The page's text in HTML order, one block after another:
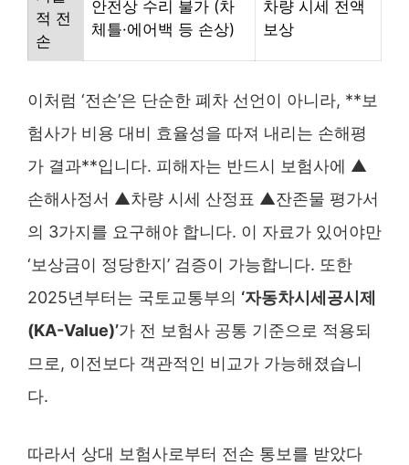
적 전
손
안전상 수리 불가 (차
체틀·에어백 등 손상)
차량 시세 전액
보상
이처럼 ‘전손’은 단순한 폐차 선언이 아니라, **보
험사가 비용 대비 효율성을 따져 내리는 손해평
가 결과**입니다. 피해자는 반드시 보험사에 ▲
손해사정서 ▲차량 시세 산정표 ▲잔존물 평가서
의 3가지를 요구해야 합니다. 이 자료가 있어야만
‘보상금이 정당한지’ 검증이 가능합니다. 또한
2025년부터는 국토교통부의 ‘자동차시세공시제
(KA-Value)’가 전 보험사 공통 기준으로 적용되
므로, 이전보다 객관적인 비교가 가능해졌습니
다.
따라서 상대 보험사로부터 전손 통보를 받았다